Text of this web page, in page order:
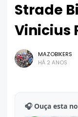
Strade
Vinicius
MAZOBIKERS
HÁ 2 ANOS
🎧 Ouça esta